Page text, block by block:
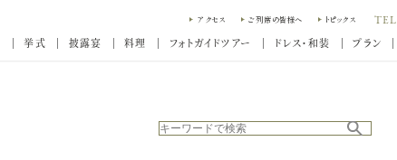
アクセス ご列席の皆様へ トピックス TEL
挙式 披露宴 料理 フォトガイドツアー ドレス・和装 プラン